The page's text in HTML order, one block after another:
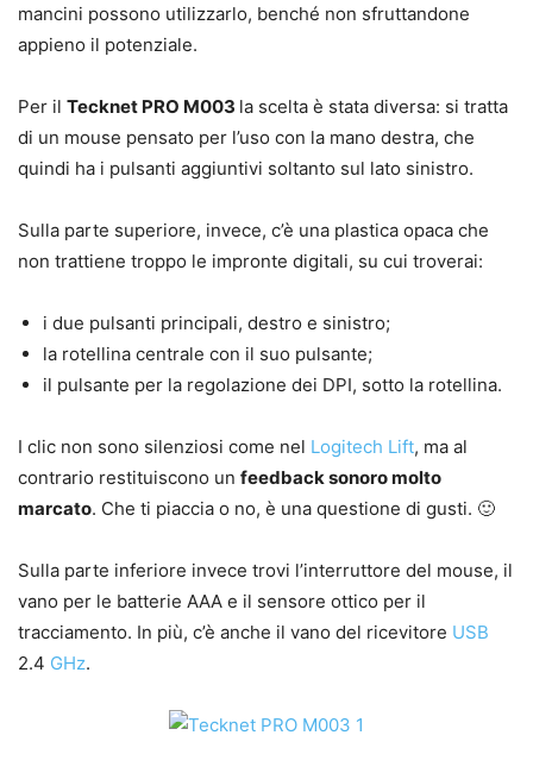
mancini possono utilizzarlo, benché non sfruttandone
appieno il potenziale.
Per il Tecknet PRO M003 la scelta è stata diversa: si tratta
di un mouse pensato per l’uso con la mano destra, che
quindi ha i pulsanti aggiuntivi soltanto sul lato sinistro.
Sulla parte superiore, invece, c’è una plastica opaca che
non trattiene troppo le impronte digitali, su cui troverai:
i due pulsanti principali, destro e sinistro;
la rotellina centrale con il suo pulsante;
il pulsante per la regolazione dei DPI, sotto la rotellina.
I clic non sono silenziosi come nel Logitech Lift, ma al
contrario restituiscono un feedback sonoro molto
marcato. Che ti piaccia o no, è una questione di gusti. 🙂
Sulla parte inferiore invece trovi l’interruttore del mouse, il
vano per le batterie AAA e il sensore ottico per il
tracciamento. In più, c’è anche il vano del ricevitore USB
2.4 GHz.